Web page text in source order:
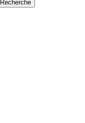
Recherche